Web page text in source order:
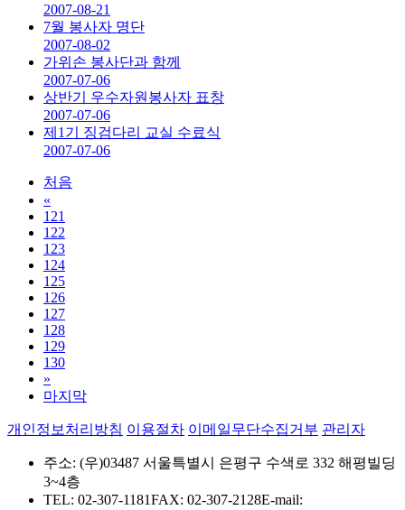
2007-08-21
7월 봉사자 명단
2007-08-02
가위손 봉사단과 함께
2007-07-06
상반기 우수자원봉사자 표창
2007-07-06
제1기 징검다리 교실 수료식
2007-07-06
처음
«
121
122
123
124
125
126
127
128
129
130
»
마지막
개인정보처리방침 이용절차 이메일무단수집거부 관리자
주소: (우)03487 서울특별시 은평구 수색로 332 해평빌딩
3~4층
TEL: 02-307-1181FAX: 02-307-2128E-mail: